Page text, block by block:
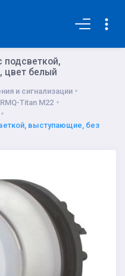
подсветкой,
цвет белый
и сигнализации
Titan M22
выступающие, без